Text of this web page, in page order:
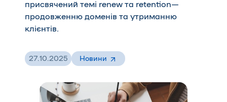
присвячений темі renew та retention—
продовженню доменів та утриманню
клієнтів.
27.10.2025 Новини